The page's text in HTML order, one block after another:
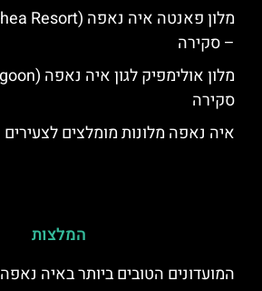
– סקירה
סקירה
איה נאפה מלונות מומלצים לצעירים
המלצות
המועדונים הטובים ביותר באיה נאפה